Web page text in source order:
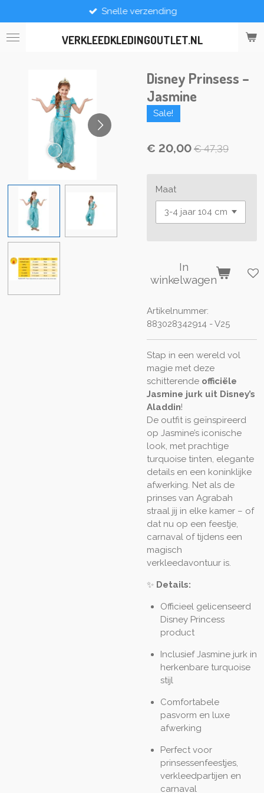
direct
naar
VERKLEEDKLEDINGOUTLET.NL
Snelle verzending
Disney Prinsess –
Jasmine
Sale!
€ 20,00 € 47,39
Maat
In
winkelwagen
Artikelnummer:
883028342914 - V25
Stap in een wereld vol
magie met deze
schitterende officiële
Jasmine jurk uit Disney’s
Aladdin!
De outfit is geïnspireerd
op Jasmine’s iconische
look, met prachtige
turquoise tinten, elegante
details en een koninklijke
afwerking. Net als de
prinses van Agrabah
straal jij in elke kamer – of
dat nu op een feestje,
carnaval of tijdens een
magisch
verkleedavontuur is.
✨ Details:
Officieel gelicenseerd
Disney Princess
product
Inclusief Jasmine jurk in
herkenbare turquoise
stijl
Comfortabele
pasvorm en luxe
afwerking
Perfect voor
prinsessenfeestjes,
verkleedpartijen en
carnaval